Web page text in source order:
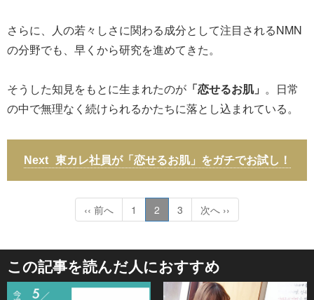
さらに、人の若々しさに関わる成分として注目されるNMN
の分野でも、早くから研究を進めてきた。
そうした知見をもとに生まれたのが 「恋せるお肌」 。日常
の中で無理なく続けられるかたちに落とし込まれている。
東カレ社員が「恋せるお肌」をガチでお試し！
‹‹ 前へ 1 2 3 次へ ››
この記事を読んだ人におすすめ